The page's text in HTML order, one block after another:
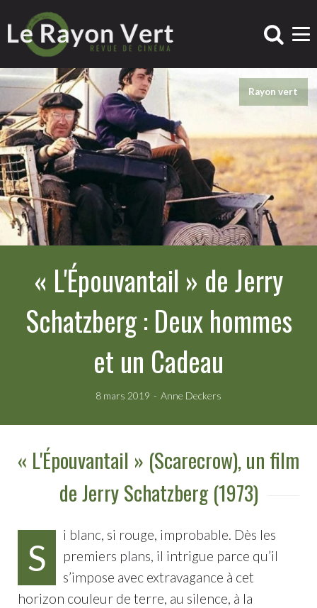
Rayon vert
« L'Épouvantail » de Jerry
Schatzberg : Deux hommes
et un Cadeau
8 mars 2019 Anne Deckers
« L'Épouvantail » (Scarecrow), un film
de Jerry Schatzberg (1973)
S
i blanc, si rouge, improbable. Dès les
premiers plans, il intrigue parce qu’il
s’impose avec extravagance à cet
horizon couleur de terre, au silence, à la